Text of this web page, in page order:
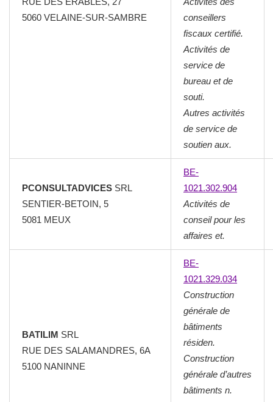
5060 VELAINE-SUR-SAMBRE
conseillers
fiscaux certifié.
Activités de
service de
bureau et de
souti.
Autres activités
de service de
soutien aux.
PCONSULTADVICES SRL
SENTIER-BETOIN, 5
5081 MEUX
BE-
1021.302.904
Activités de
conseil pour les
affaires et.
BATILIM SRL
RUE DES SALAMANDRES, 6A
5100 NANINNE
BE-
1021.329.034
Construction
générale de
bâtiments
résiden.
Construction
générale d’autres
bâtiments n.